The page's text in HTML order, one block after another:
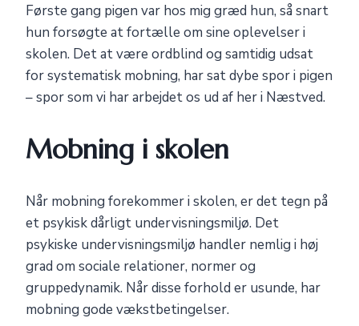
Første gang pigen var hos mig græd hun, så snart
hun forsøgte at fortælle om sine oplevelser i
skolen. Det at være ordblind og samtidig udsat
for systematisk mobning, har sat dybe spor i pigen
– spor som vi har arbejdet os ud af her i Næstved.
Mobning i skolen
Når mobning forekommer i skolen, er det tegn på
et psykisk dårligt undervisningsmiljø. Det
psykiske undervisningsmiljø handler nemlig i høj
grad om sociale relationer, normer og
gruppedynamik. Når disse forhold er usunde, har
mobning gode vækstbetingelser.